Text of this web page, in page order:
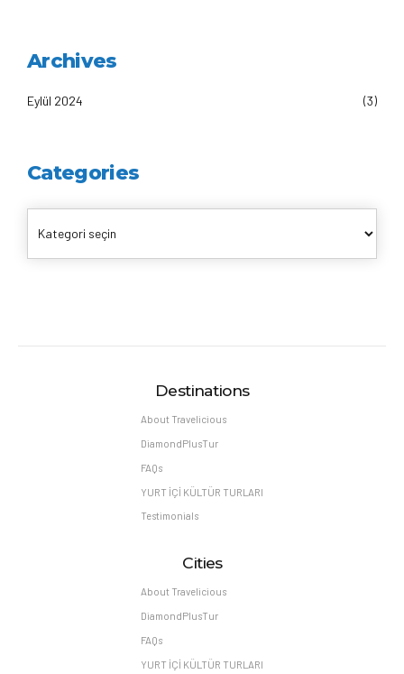
Archives
Eylül 2024 (3)
Categories
Destinations
About Travelicious
DiamondPlusTur
FAQs
YURT İÇİ KÜLTÜR TURLARI
Testimonials
Cities
About Travelicious
DiamondPlusTur
FAQs
YURT İÇİ KÜLTÜR TURLARI